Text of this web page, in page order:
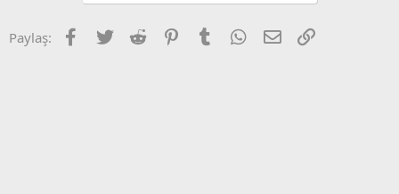
Paylaş: Facebook
Twitter Reddit PinterestTumblr WhatsApp
E-posta